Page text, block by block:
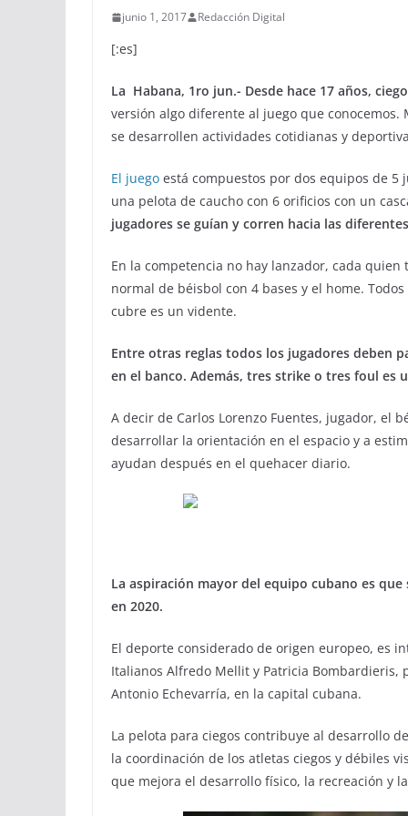
junio 1, 2017 Redacción Digital
[:es]
La Habana, 1ro jun.- Desde hace 17 años,
versión algo diferente al juego que
se desarrollen actividades cotidianas y
El juego está compuestos por dos equipos de 5
una pelota de caucho con 6 orificios con un
jugadores se guían y corren hacia las
En la competencia no hay lanzador, cada
normal de béisbol con 4 bases y el home.
cubre es un vidente.
Entre otras reglas todos los jugadores deben
en el banco. Además, tres strike o tres foul es
A decir de Carlos Lorenzo Fuentes, jugador, el
desarrollar la orientación en el espacio y a
ayudan después en el quehacer diario.
La aspiración mayor del equipo cubano es
en 2020.
El deporte considerado de origen europeo, es
Italianos Alfredo Mellit y Patricia Bombardieris,
Antonio Echevarría, en la capital cubana.
La pelota para ciegos contribuye al desarrollo
la coordinación de los atletas ciegos y débiles
que mejora el desarrollo físico, la recreación y